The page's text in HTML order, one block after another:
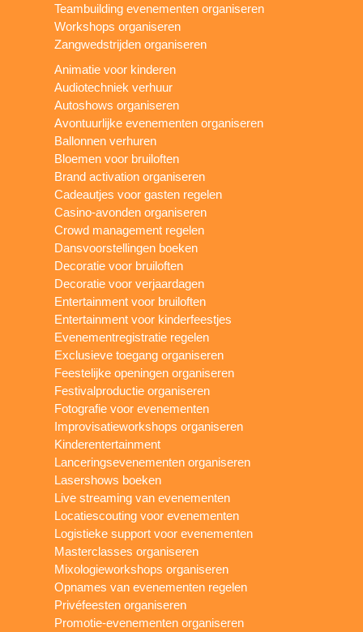
Teambuilding evenementen organiseren
Workshops organiseren
Zangwedstrijden organiseren
Animatie voor kinderen
Audiotechniek verhuur
Autoshows organiseren
Avontuurlijke evenementen organiseren
Ballonnen verhuren
Bloemen voor bruiloften
Brand activation organiseren
Cadeautjes voor gasten regelen
Casino-avonden organiseren
Crowd management regelen
Dansvoorstellingen boeken
Decoratie voor bruiloften
Decoratie voor verjaardagen
Entertainment voor bruiloften
Entertainment voor kinderfeestjes
Evenementregistratie regelen
Exclusieve toegang organiseren
Feestelijke openingen organiseren
Festivalproductie organiseren
Fotografie voor evenementen
Improvisatieworkshops organiseren
Kinderentertainment
Lanceringsevenementen organiseren
Lasershows boeken
Live streaming van evenementen
Locatiescouting voor evenementen
Logistieke support voor evenementen
Masterclasses organiseren
Mixologieworkshops organiseren
Opnames van evenementen regelen
Privéfeesten organiseren
Promotie-evenementen organiseren